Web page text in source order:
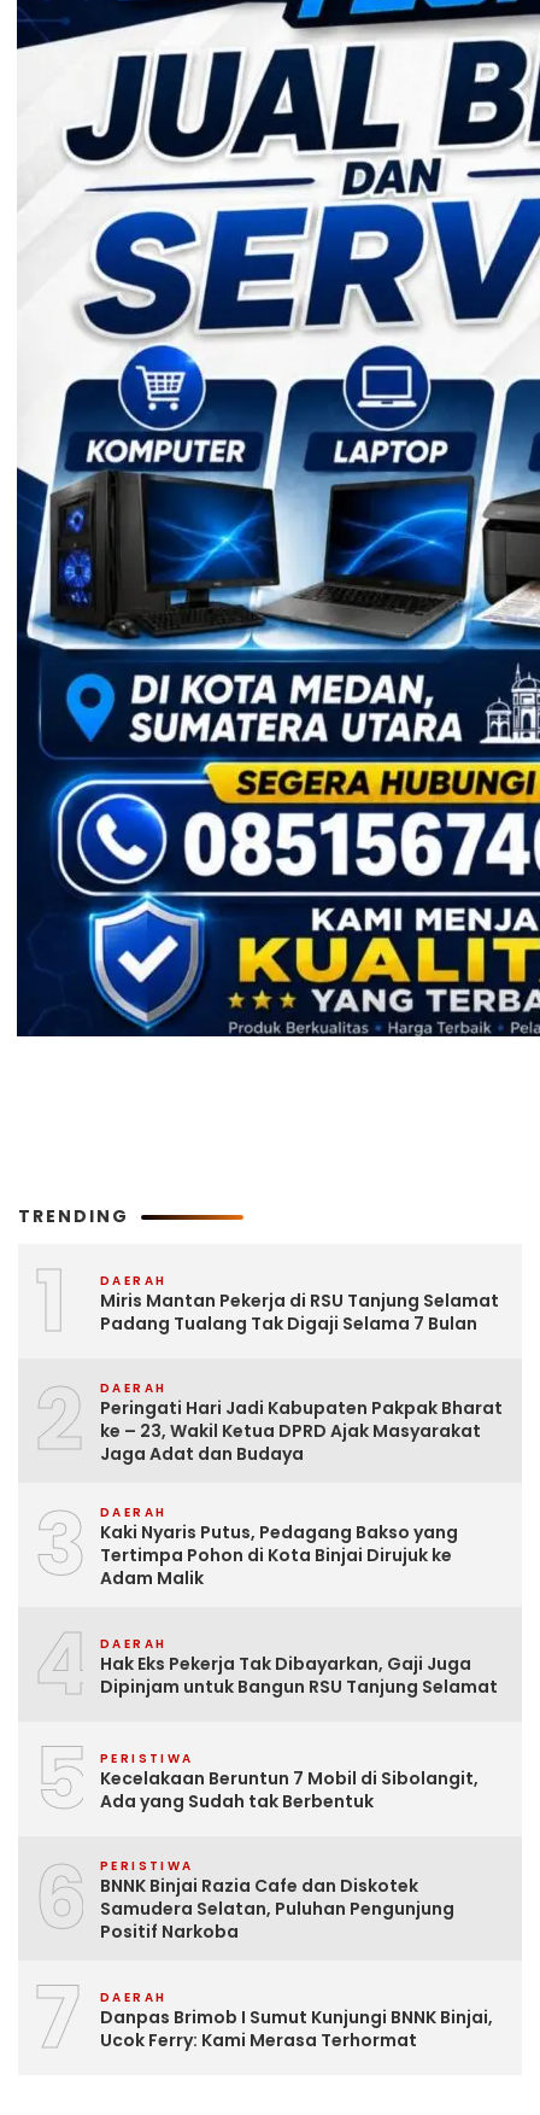
TRENDING
1 DAERAH
Miris Mantan Pekerja di RSU Tanjung Selamat
Padang Tualang Tak Digaji Selama 7 Bulan
2 DAERAH
Peringati Hari Jadi Kabupaten Pakpak Bharat
ke – 23, Wakil Ketua DPRD Ajak Masyarakat
Jaga Adat dan Budaya
3 DAERAH
Kaki Nyaris Putus, Pedagang Bakso yang
Tertimpa Pohon di Kota Binjai Dirujuk ke
Adam Malik
4 DAERAH
Hak Eks Pekerja Tak Dibayarkan, Gaji Juga
Dipinjam untuk Bangun RSU Tanjung Selamat
5 PERISTIWA
Kecelakaan Beruntun 7 Mobil di Sibolangit,
Ada yang Sudah tak Berbentuk
6 PERISTIWA
BNNK Binjai Razia Cafe dan Diskotek
Samudera Selatan, Puluhan Pengunjung
Positif Narkoba
7 DAERAH
Danpas Brimob I Sumut Kunjungi BNNK Binjai,
Ucok Ferry: Kami Merasa Terhormat